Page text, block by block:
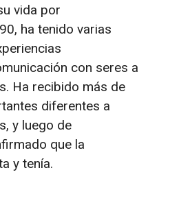
vida por
ha tenido varias
con seres a
Ha recibido más de
diferentes a
y luego de
que la
y tenía.